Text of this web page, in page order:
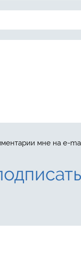
мне на e-